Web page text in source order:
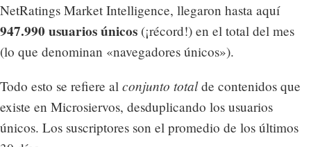
NetRatings Market Intelligence, llegaron hasta aquí
947.990 usuarios únicos (¡récord!) en el total del mes
(lo que denominan «navegadores únicos»).
Todo esto se refiere al conjunto totalde contenidos que
existe en Microsiervos, desduplicando los usuarios
únicos. Los suscriptores son el promedio de los últimos